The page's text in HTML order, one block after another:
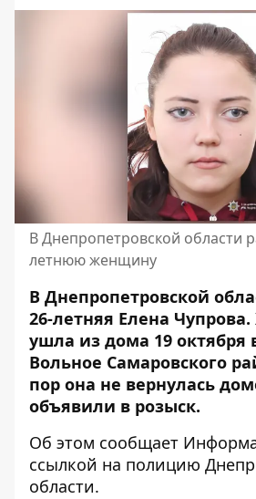
В Днепропетровской области
летнюю женщину
В Днепропетровской
26-летняя Елена
ушла из дома 19 октября
Вольное Самаровского
пор она не вернулась
объявили в розыск.
Об этом сообщает
ссылкой на полицию
области.